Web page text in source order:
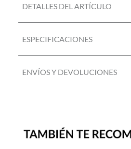
DETALLES DEL ARTÍCULO
ESPECIFICACIONES
ENVÍOS Y DEVOLUCIONES